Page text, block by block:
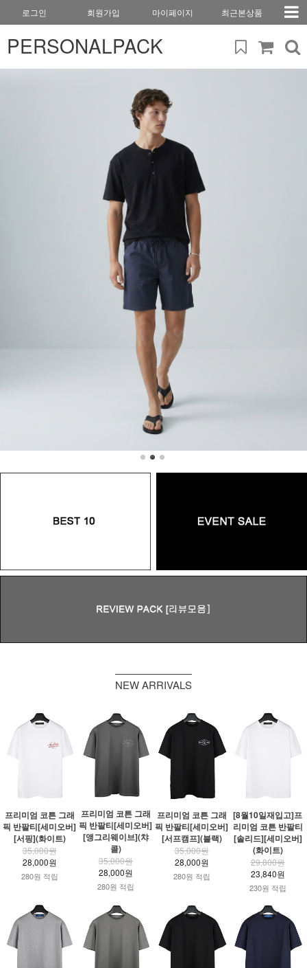
로그인 회원가입 마이페이지 최근본상품
PERSONALPACK
NEW ARRIVALS
프리미엄 코튼 그래
픽 반팔티[세미오버]
[서핑](화이트)
35,000원
28,000원
280원 적립
프리미엄 코튼 그래
픽 반팔티[세미오버]
[앵그리웨이브](챠
콜)
35,000원
28,000원
280원 적립
프리미엄 코튼 그래
픽 반팔티[세미오버]
[서프캠프](블랙)
35,000원
28,000원
280원 적립
[8월10일재입고]프
리미엄 코튼 반팔티
[솔리드][세미오버]
(화이트)
29,800원
23,840원
230원 적립